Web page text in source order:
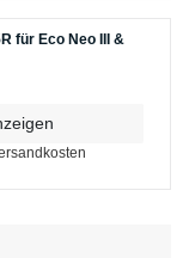
für Eco Neo III &